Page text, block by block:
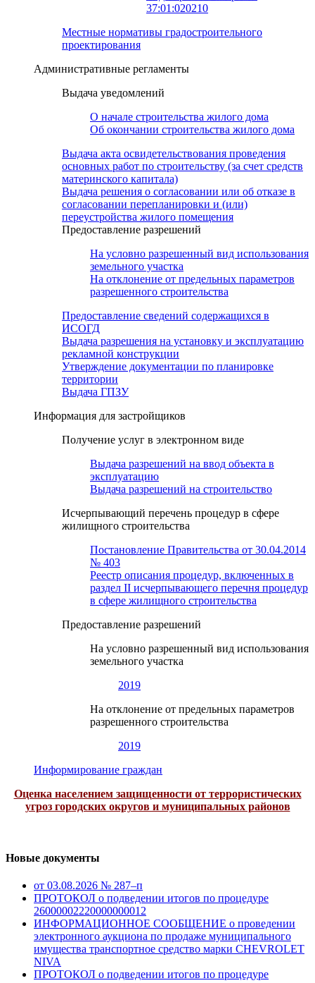
37:01:020210
Местные нормативы градостроительного
проектирования
Административные регламенты
Выдача уведомлений
О начале строительства жилого дома
Об окончании строительства жилого дома
Выдача акта освидетельствования проведения
основных работ по строительству (за счет средств
материнского капитала)
Выдача решения о согласовании или об отказе в
согласовании перепланировки и (или)
переустройства жилого помещения
Предоставление разрешений
На условно разрешенный вид использования
земельного участка
На отклонение от предельных параметров
разрешенного строительства
Предоставление сведений содержащихся в
ИСОГД
Выдача разрешения на установку и эксплуатацию
рекламной конструкции
Утверждение документации по планировке
территории
Выдача ГПЗУ
Информация для застройщиков
Получение услуг в электронном виде
Выдача разрешений на ввод объекта в
эксплуатацию
Выдача разрешений на строительство
Исчерпывающий перечень процедур в сфере
жилищного строительства
Постановление Правительства от 30.04.2014
№ 403
Реестр описания процедур, включенных в
раздел II исчерпывающего перечня процедур
в сфере жилищного строительства
Предоставление разрешений
На условно разрешенный вид использования
земельного участка
2019
На отклонение от предельных параметров
разрешенного строительства
2019
Информирование граждан
Оценка населением защищенности от террористических
угроз городских округов и муниципальных районов
Новые документы
от 03.08.2026 № 287–п
ПРОТОКОЛ о подведении итогов по процедуре
26000002220000000012
ИНФОРМАЦИОННОЕ СООБЩЕНИЕ о проведении
электронного аукциона по продаже муниципального
имущества транспортное средство марки CHEVROLET
NIVA
ПРОТОКОЛ о подведении итогов по процедуре